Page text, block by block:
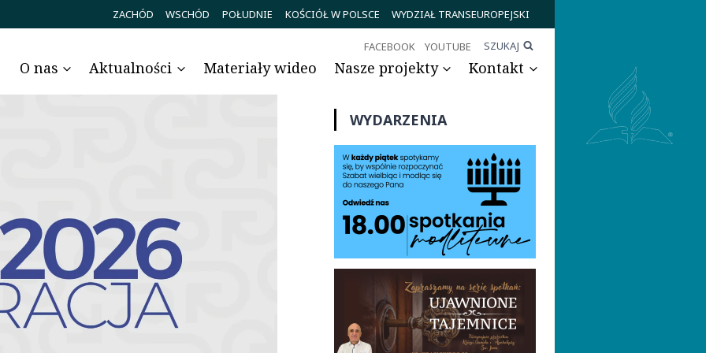
ZACHÓD WSCHÓD POŁUDNIE KOŚCIÓŁ W POLSCE WYDZIAŁ TRANSEUROPEJSKI
FACEBOOK YOUTUBE SZUKAJ
O nas Aktualności Materiały wideo Nasze projekty Kontakt
WYDARZENIA